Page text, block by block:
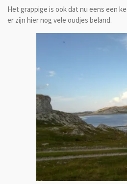
Het grappige is ook dat nu eens een
er zijn hier nog vele oudjes beland.